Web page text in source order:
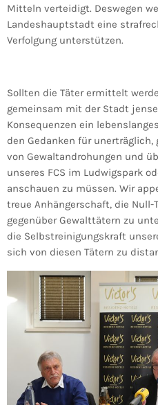
Mitteln verteidigt. Deswegen
Landeshauptstadt eine
Verfolgung unterstützen.
Sollten die Täter ermittelt
gemeinsam mit der Stadt
Konsequenzen ein
den Gedanken für
von Gewaltandrohungen und
unseres FCS im Ludwigspark
anschauen zu müssen. Wir
treue Anhängerschaft, die Null-
gegenüber Gewalttätern zu
die Selbstreinigungskraft
sich von diesen Tätern zu